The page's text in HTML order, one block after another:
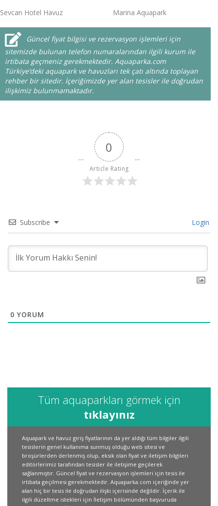
Sevcan Hotel Havuz Marina Aquapark
Güncel fiyat bilgisi ve rezervasyon işlemleri için
sitemizde bulunan telefon numaralarından ilgili kurum ile
irtibata geçmeniz gerekmektedir. Aquaparka.com
Türkiye’deki aquapark ve havuzları tek çatı altında toplayan
rehber bir sitedir. İçeriğimizde yer alan tesisler ile doğrudan
ilişkimiz bulunmamaktadır.
0
Article Rating
Subscribe Login
0 YORUM
Tüm aquaparkları görmek için
tıklayınız
Aquapark ve havuz giriş fiyatlarının da yer aldığı tüm bilgiler ilgili
tesislerin genel kullanıma sunmuş olduğu web sitesi ve
broşürlerden derlenmiş olup, eksik olan fiyat ve iletişim bilgileri
editörlerimiz tarafından tesisler ile iletişime geçilerek
sağlanmıştır. Güncel fiyat ve rezervasyon işlemleri için tesis ile
irtibata geçilmesi gerekmektedir. Aquaparka.com içeriğinde yer
alan hiç bir tesis ile doğrudan ilişki içerisinde değildir. İçerik ile
ilgili düzeltme istekleri için İletişim bölümünden başvuruda